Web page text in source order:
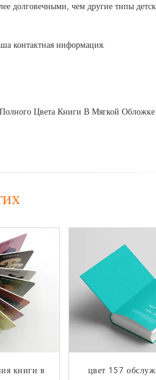
долговечными, чем другие типы
контактная информация.
Цвета Книги В Мягкой Обложке
книги в
цвет 157
Фотография